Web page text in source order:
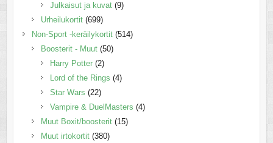
Julkaisut ja kuvat (9)
Urheilukortit (699)
Non-Sport -keräilykortit (514)
Boosterit - Muut (50)
Harry Potter (2)
Lord of the Rings (4)
Star Wars (22)
Vampire & DuelMasters (4)
Muut Boxit/boosterit (15)
Muut irtokortit (380)